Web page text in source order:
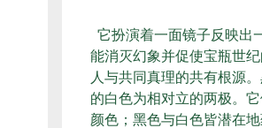
它扮演着一面镜子反映出
能消灭幻象并促使宝瓶世
人与共同真理的共有根源
的白色为相对立的两极。
颜色；黑色与白色皆潜在